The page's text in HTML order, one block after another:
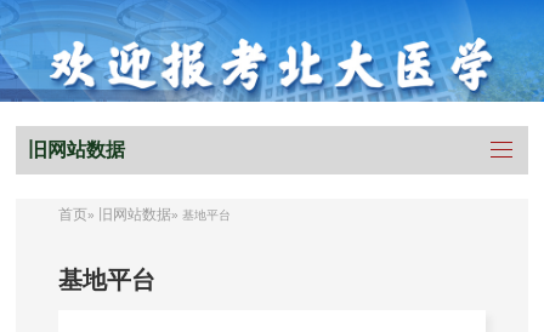
旧网站数据
首页» 旧网站数据» 基地平台
基地平台